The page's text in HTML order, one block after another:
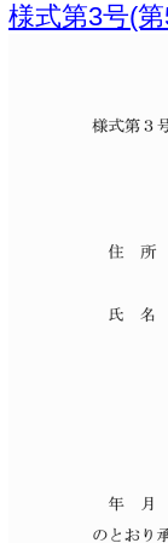
様式第3号(